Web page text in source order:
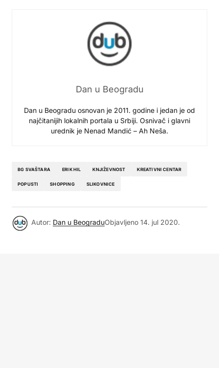
Dan u Beogradu
Dan u Beogradu osnovan je 2011. godine i jedan je od
najčitanijih lokalnih portala u Srbiji. Osnivač i glavni
urednik je Nenad Mandić – Ah Neša.
BG SVAŠTARA ERIK HIL KNJIŽEVNOST KREATIVNI CENTAR
POPUSTI SHOPPING SLIKOVNICE
Autor: Dan u BeograduObjavljeno 14. jul 2020.